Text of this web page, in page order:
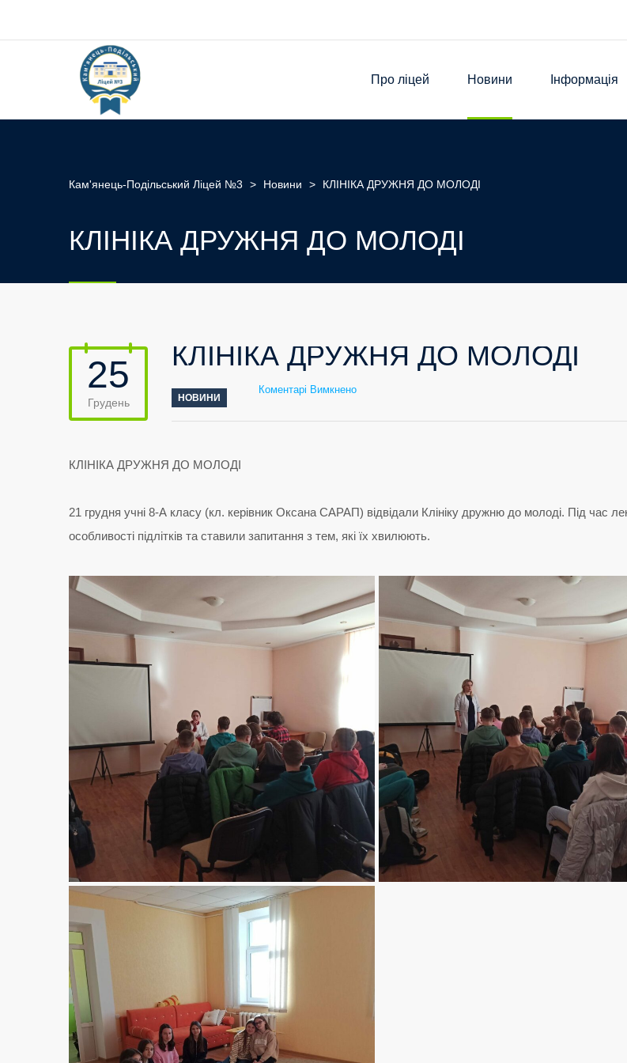
Про ліцей Новини Інформація
Кам'янець-Подільський Ліцей №3 > Новини > КЛІНІКА ДРУЖНЯ ДО МОЛОДІ
КЛІНІКА ДРУЖНЯ ДО МОЛОДІ
25
Грудень
КЛІНІКА ДРУЖНЯ ДО МОЛОДІ
НОВИНИ
Коментарі Вимкненодо
КЛІНІКА
ДРУЖНЯ
КЛІНІКА ДРУЖНЯ ДО МОЛОДІ
21 грудня учні 8-А класу (кл. керівник Оксана САРАП) відвідали Клініку дружню до молоді. Під час
особливості підлітків та ставили запитання з тем, які їх хвилюють.